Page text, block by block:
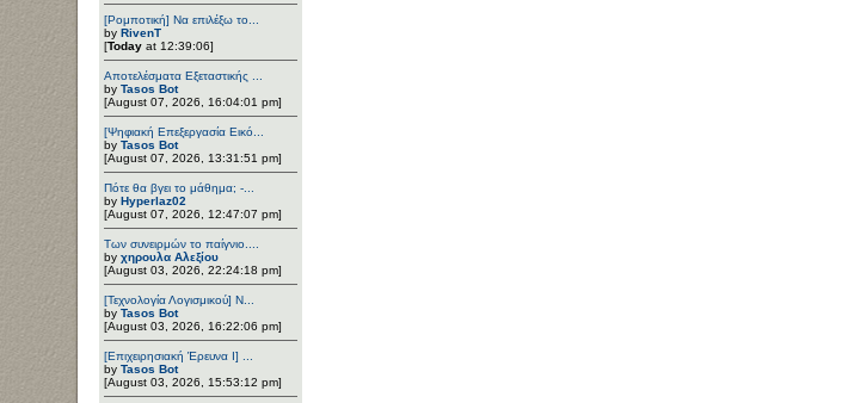
[Ρομποτική] Να επιλέξω το...
by RivenT
[Today at 12:39:06]
Αποτελέσματα Εξεταστικής ...
by Tasos Bot
[August 07, 2026, 16:04:01 pm]
[Ψηφιακή Επεξεργασία Εικό...
by Tasos Bot
[August 07, 2026, 13:31:51 pm]
Πότε θα βγει το μάθημα; -...
by Hyperlaz02
[August 07, 2026, 12:47:07 pm]
Των συνειρμών το παίγνιο....
by χηρουλα Αλεξίου
[August 03, 2026, 22:24:18 pm]
[Τεχνολογία Λογισμικού] Ν...
by Tasos Bot
[August 03, 2026, 16:22:06 pm]
[Επιχειρησιακή Έρευνα Ι] ...
by Tasos Bot
[August 03, 2026, 15:53:12 pm]